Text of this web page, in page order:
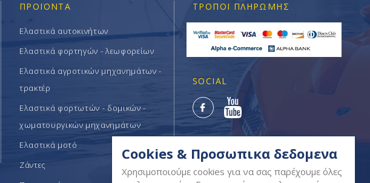
ΠΡΟΪΟΝΤΑ
Ελαστικά αυτοκινήτων
Ελαστικά φορτηγών - λεωφορείων
Ελαστικά αγροτικών μηχανημάτων -
τρακτέρ
Ελαστικά φορτωτών - δομικών -
χωματουργικών μηχανημάτων
Ελαστικά μοτό
Ζάντες
ΤΡΌΠΟΙ ΠΛΗΡΩΜΉΣ
SOCIAL
Cookies & Προσωπικα δεδομενα
Χρησιμοποιούμε cookies για να σας παρέχουμε όλες